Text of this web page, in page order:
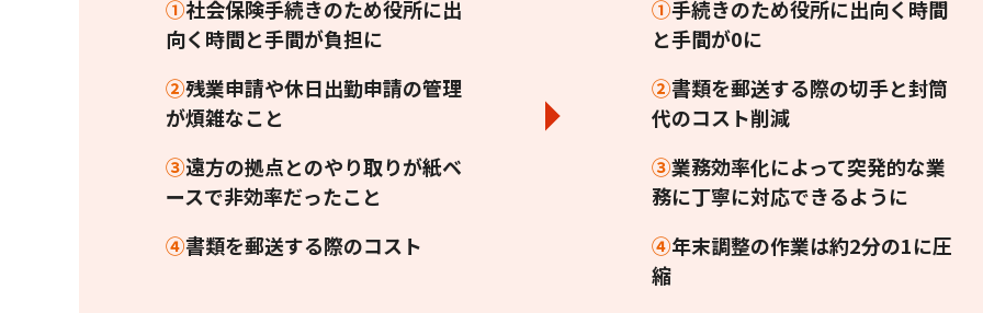
①社会保険手続きのため役所に出
向く時間と手間が負担に
②残業申請や休日出勤申請の管理
が煩雑なこと
③遠方の拠点とのやり取りが紙ベ
ースで非効率だったこと
④書類を郵送する際のコスト
①手続きのため役所に出向く時間
と手間が0に
②書類を郵送する際の切手と封筒
代のコスト削減
③業務効率化によって突発的な業
務に丁寧に対応できるように
④年末調整の作業は約2分の1に圧
縮